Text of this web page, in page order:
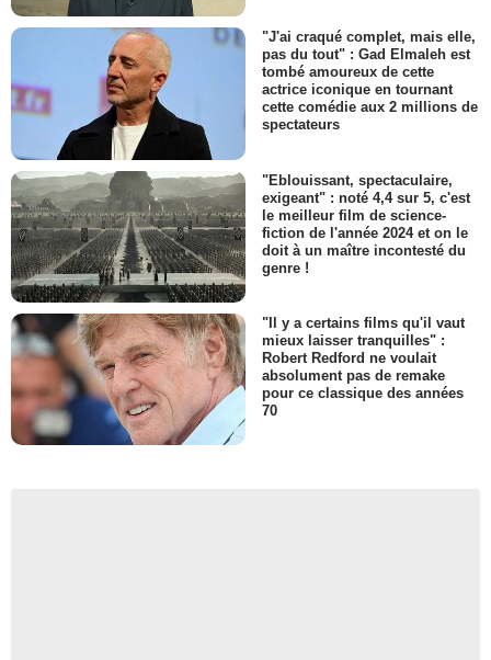
"J'ai craqué complet, mais elle,
pas du tout" : Gad Elmaleh est
tombé amoureux de cette
actrice iconique en tournant
cette comédie aux 2 millions de
spectateurs
"Eblouissant, spectaculaire,
exigeant" : noté 4,4 sur 5, c'est
le meilleur film de science-
fiction de l'année 2024 et on le
doit à un maître incontesté du
genre !
"Il y a certains films qu'il vaut
mieux laisser tranquilles" :
Robert Redford ne voulait
absolument pas de remake
pour ce classique des années
70